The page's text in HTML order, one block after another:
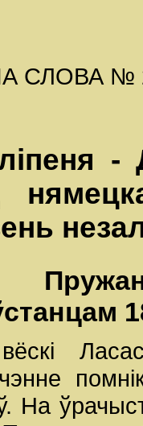
СЛОВА №
-
На